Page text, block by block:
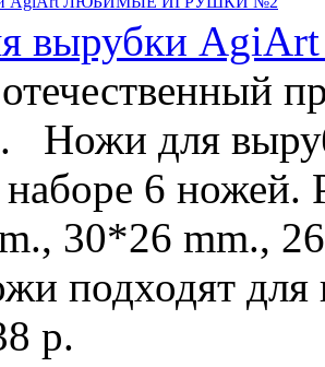
вырубки
Ножи для
6 ножей.
30*26 mm.,
подходят для
р.